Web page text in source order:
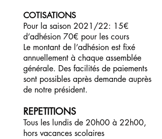
COTISATIONS
Pour la saison 2021/22: 15€
d’adhésion 70€ pour les cours
Le montant de l’adhésion est fixé
annuellement à chaque assemblée
générale. Des facilités de paiements
sont possibles après demande auprès
de notre président.
REPETITIONS
Tous les lundis de 20h00 à 22h00,
hors vacances scolaires